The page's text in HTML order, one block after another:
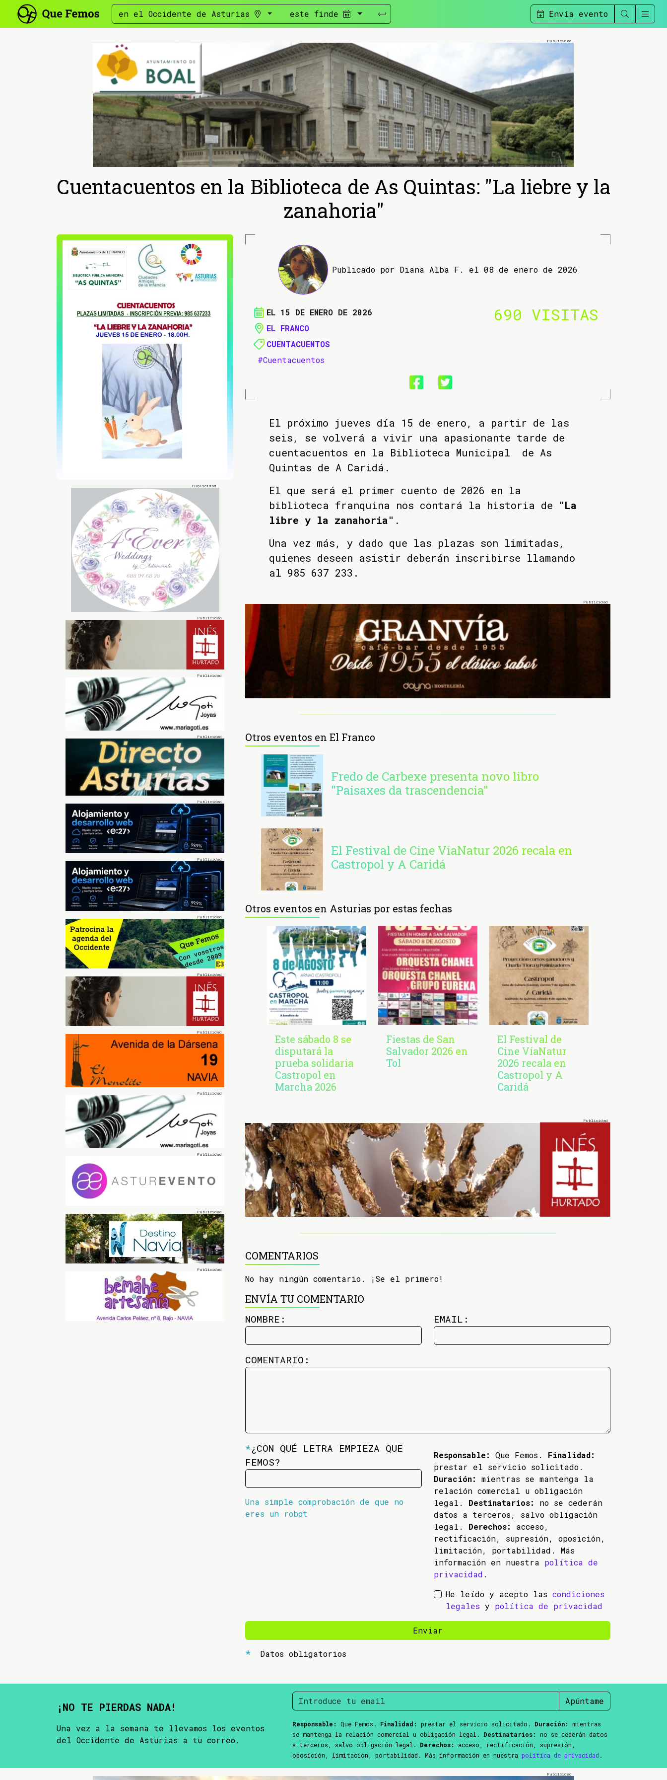
en el Occidente de Asturias este finde Envía evento
Cuentacuentos en la Biblioteca de As Quintas: "La liebre y la
zanahoria"
Publicado por Diana Alba F. el 08 de enero de 2026
EL 15 DE ENERO DE 2026
EL FRANCO
CUENTACUENTOS
#Cuentacuentos
690 VISITAS
El próximo jueves día 15 de enero, a partir de las
seis, se volverá a vivir una apasionante tarde de
cuentacuentos en la Biblioteca Municipal de As
Quintas de A Caridá.
El que será el primer cuento de 2026 en la
biblioteca franquina nos contará la historia de "La
libre y la zanahoria" .
Una vez más, y dado que las plazas son limitadas,
quienes deseen asistir deberán inscribirse llamando
al 985 637 233.
Otros eventos en El Franco
Fredo de Carbexe presenta novo libro
"Paisaxes da trascendencia"
El Festival de Cine VíaNatur 2026 recala en
Castropol y A Caridá
Otros eventos en Asturias por estas fechas
Este sábado 8 se
disputará la
prueba solidaria
Castropol en
Marcha 2026
Fiestas de San
Salvador 2026 en
Tol
El Festival de
Cine VíaNatur
2026 recala en
Castropol y A
Caridá
COMENTARIOS
No hay ningún comentario. ¡Se el primero!
ENVÍA TU COMENTARIO
NOMBRE: EMAIL:
COMENTARIO:
*¿CON QUÉ LETRA EMPIEZA QUE
FEMOS?
Una simple comprobación de que no
eres un robot
Responsable: Que Femos. Finalidad:
prestar el servicio solicitado.
Duración:
mientras se mantenga la
relación comercial u obligación
legal. Destinatarios:
no se cederán
datos a terceros, salvo obligación
legal. Derechos:
acceso,
rectificación, supresión, oposición,
limitación, portabilidad. Más
información en nuestra política de
privacidad .
He leído y acepto las condiciones
legales y política de privacidad
Enviar
Datos obligatorios
¡NO TE PIERDAS NADA!
Una vez a la semana te llevamos los eventos
del Occidente de Asturias a tu correo.
Apúntame
Responsable: Que Femos. Finalidad: prestar el servicio solicitado. Duración:
mientras
se mantenga la relación comercial u obligación legal. Destinatarios:
no se cederán datos
a terceros, salvo obligación legal. Derechos:
acceso, rectificación, supresión,
oposición, limitación, portabilidad. Más información en nuestra política de privacidad .